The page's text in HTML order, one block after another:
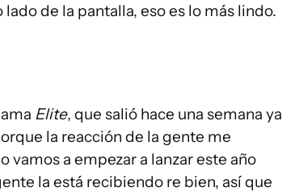
de la pantalla, eso es lo más lindo.
Elite, que salió hace una semana ya
la reacción de la gente me
vamos a empezar a lanzar este año
la está recibiendo re bien, así que